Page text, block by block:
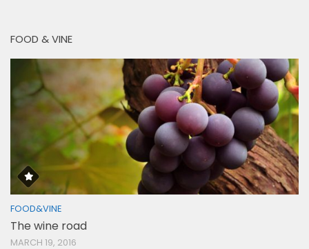
FOOD & VINE
FOOD&VINE
The wine road
MARCH 19, 2016